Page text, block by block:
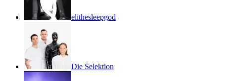
elithesleepgod
Die Selektion